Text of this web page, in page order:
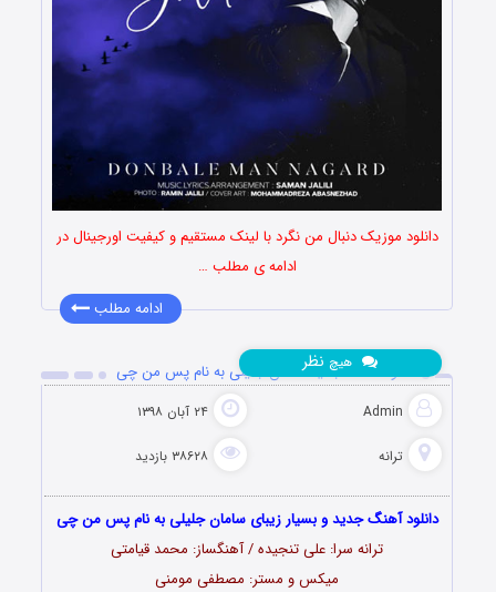
دانلود موزیک دنبال من نگرد با لینک مستقیم و کیفیت اورجینال در
ادامه ی مطلب …
ادامه مطلب
دانلود آهنگ جدید سامان جلیلی به نام پس من چی
Admin ۲۴ آبان ۱۳۹۸
ترانه ۳۸۶۲۸ بازدید
هیچ نظر
دانلود آهنگ جدید و بسیار زیبای سامان جلیلی به نام پس من چی
ترانه سرا: علی تنجیده / آهنگساز: محمد قیامتی
میکس و مستر: مصطفی مومنی